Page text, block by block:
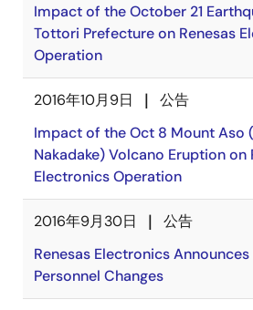
Impact of the October 21
Tottori Prefecture on Renesas
Operation
2016年10月9日
公告
Impact of the Oct 8 Mount Aso
Nakadake) Volcano Eruption on
Electronics Operation
2016年9月30日
公告
Renesas Electronics
Personnel Changes